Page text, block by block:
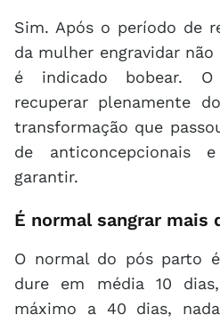
Sim. Após o período de
da mulher engravidar
é indicado bobear.
recuperar plenamente
transformação que
de anticoncepcionais
garantir.
É normal sangrar mais
O normal do pós parto
dure em média 10
máximo a 40 dias,